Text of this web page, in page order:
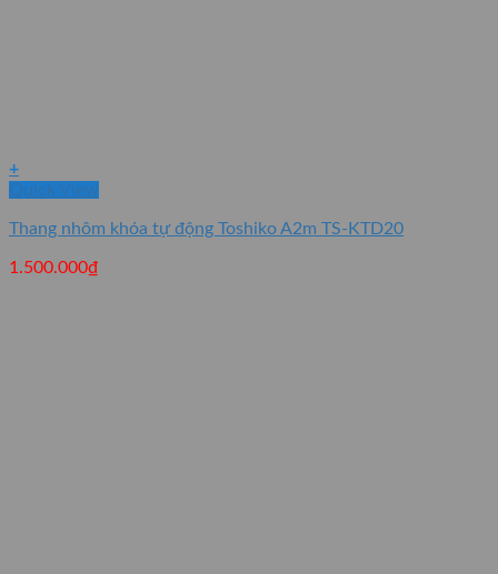
+
Quick View
Thang nhôm khóa tự động Toshiko A2m TS-KTD20
1.500.000₫